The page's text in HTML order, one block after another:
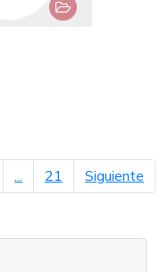
... 21 Siguiente